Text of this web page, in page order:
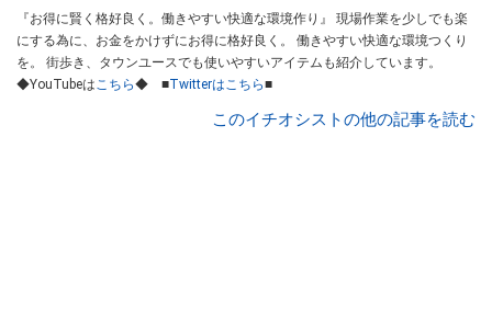
『お得に賢く格好良く。働きやすい快適な環境作り』 現場作業を少しでも楽
にする為に、お金をかけずにお得に格好良く。 働きやすい快適な環境つくり
を。 街歩き、タウンユースでも使いやすいアイテムも紹介しています。
◆YouTubeはこちら◆ ■Twitterはこちら■
このイチオシストの他の記事を読む